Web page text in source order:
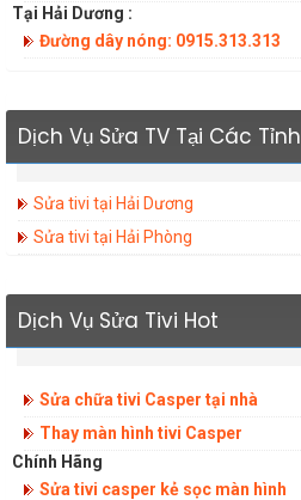
Tại Hải Dương :
Đường dây nóng: 0915.313.313
Dịch Vụ Sửa TV Tại Các Tỉnh
Sửa tivi tại Hải Dương
Sửa tivi tại Hải Phòng
Dịch Vụ Sửa Tivi Hot
Sửa chữa tivi Casper tại nhà
Thay màn hình tivi Casper
Chính Hãng
Sửa tivi casper kẻ sọc màn hình